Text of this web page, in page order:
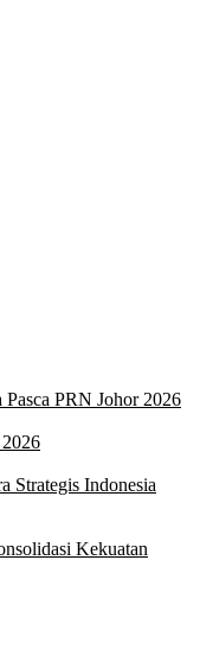
PRN Johor 2026
Strategis Indonesia
Kekuatan